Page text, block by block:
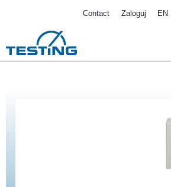
Contact Zaloguj EN